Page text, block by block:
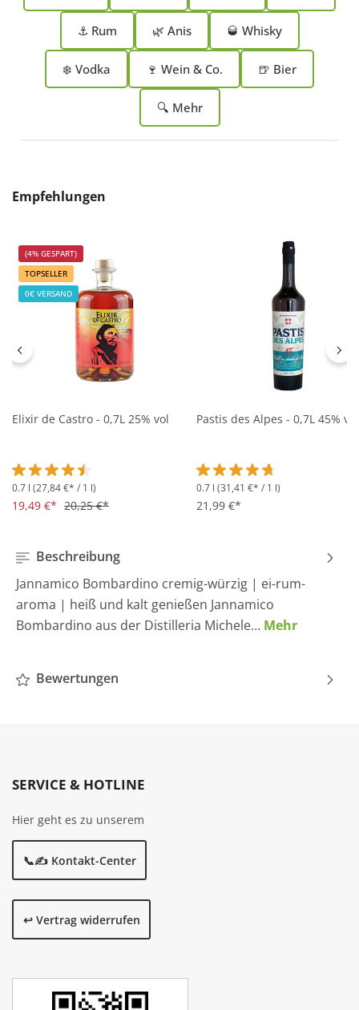
⚓ Rum 🌿 Anis 🥃 Whisky
❄️ Vodka 🍷 Wein & Co. 🍺 Bier
🔍 Mehr
Produktgalerie überspringen
Empfehlungen
(4% GESPART)
TOPSELLER
0€ VERSAND
Elixir de Castro - 0,7L 25% vol
Durchschnittliche Bewertung von 4.5 von 5 Sternen
0.7 l (27,84 €* / 1 l)
19,49 €* 20,25 €*
Pastis des Alpes - 0,7L 45% vol
Durchschnittliche
0.7 l (31,41 €* / 1 l)
21,99 €*
Beschreibung
Jannamico Bombardino cremig-würzig | ei-rum-
aroma | heiß und kalt genießen Jannamico
Bombardino aus der Distilleria Michele… Mehr
Bewertungen
SERVICE & HOTLINE
Hier geht es zu unserem
📞✍️ Kontakt-Center
↩️ Vertrag widerrufen